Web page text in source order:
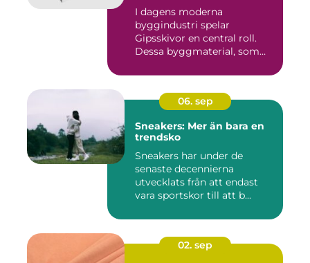
I dagens moderna
byggindustri spelar
Gipsskivor en central roll.
Dessa byggmaterial, som
06. sep
Sneakers: Mer än bara en
trendsko
Sneakers har under de
senaste decennierna
utvecklats från att endast
vara sportskor till att b...
02. sep